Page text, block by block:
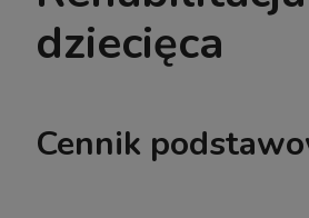
dziecięca
Cennik